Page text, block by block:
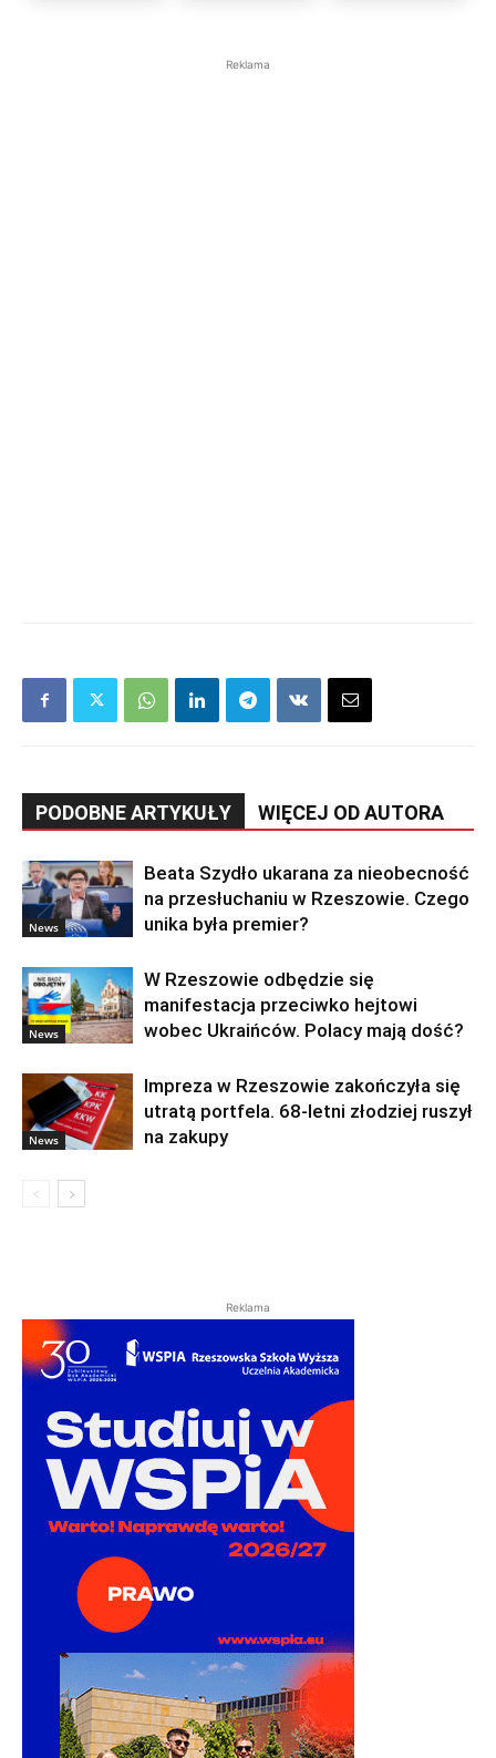
Reklama
PODOBNE ARTYKUŁY WIĘCEJ OD AUTORA
News
Beata Szydło ukarana za nieobecność
na przesłuchaniu w Rzeszowie. Czego
unika była premier?
News
W Rzeszowie odbędzie się
manifestacja przeciwko hejtowi
wobec Ukraińców. Polacy mają dość?
News
Impreza w Rzeszowie zakończyła się
utratą portfela. 68-letni złodziej ruszył
na zakupy
Reklama